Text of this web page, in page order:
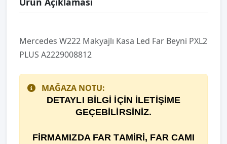
Mercedes W222 Makyajlı Kasa Led Far Beyni PXL2
PLUS A2229008812
MAĞAZA NOTU:
DETAYLI BİLGİ İÇİN İLETİŞİME
GEÇEBİLİRSİNİZ.
FİRMAMIZDA FAR TAMİRİ, FAR CAMI